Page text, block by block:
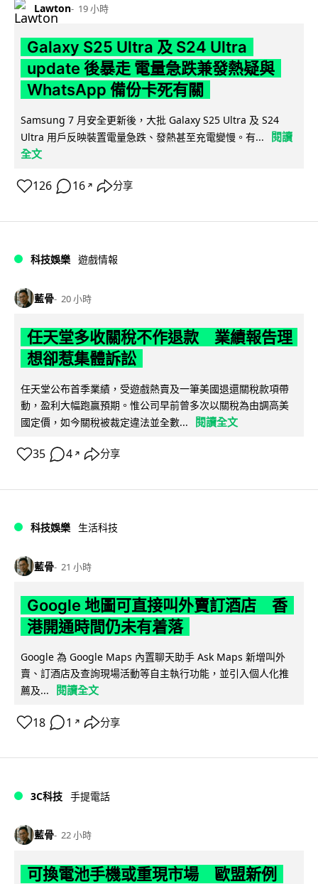
Lawton 19 小時
Galaxy S25 Ultra 及 S24 Ultra
update 後暴走 電量急跌兼發熱疑與
WhatsApp 備份卡死有關
Samsung 7 月安全更新後，大批 Galaxy S25 Ultra 及 S24
Ultra 用戶反映裝置電量急跌、發熱甚至充電變慢。有...
閱讀
全文
126 16 ↗ 分享
科技娛樂 遊戲情報
藍骨 20 小時
任天堂多收關稅不作退款 業績報告理
想卻惹集體訴訟
任天堂公布首季業績，受遊戲熱賣及一筆美國退還關稅款項帶
動，盈利大幅跑贏預期。惟公司早前曾多次以關稅為由調高美
國定價，如今關稅被裁定違法並全數...
閱讀全文
35 4 ↗ 分享
科技娛樂 生活科技
藍骨 21 小時
Google 地圖可直接叫外賣訂酒店 香
港開通時間仍未有着落
Google 為 Google Maps 內置聊天助手 Ask Maps 新增叫外
賣、訂酒店及查詢現場活動等自主執行功能，並引入個人化推
薦及...
閱讀全文
18 1 ↗ 分享
3C科技 手提電話
藍骨 22 小時
可換電池手機或重現市場 歐盟新例